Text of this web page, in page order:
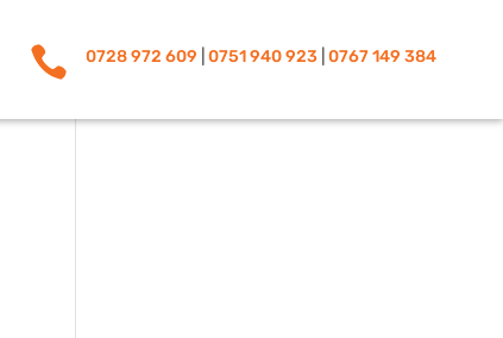
 0728 972 609 0751 940 923| 0767 149 384